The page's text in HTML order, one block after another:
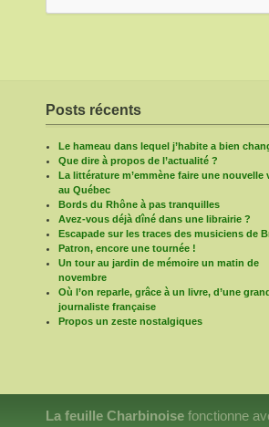
Posts récents
Le hameau dans lequel j’habite a bien
Que dire à propos de l’actualité ?
La littérature m’emmène faire une nouvelle
au Québec
Bords du Rhône à pas tranquilles
Avez-vous déjà dîné dans une librairie ?
Escapade sur les traces des musiciens de
Patron, encore une tournée !
Un tour au jardin de mémoire un matin de
novembre
Où l’on reparle, grâce à un livre, d’une
journaliste française
Propos un zeste nostalgiques
La feuille Charbinoise fonctionne